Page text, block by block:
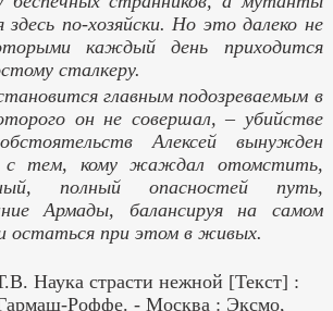
здесь по-хозяйски. Но это далеко не
каждый день приходится
сталкеру.
главным подозреваемым в
он не совершал, – убийстве
Алексей вынужден
с тем, кому жаждал отомстить,
полный опасностей путь,
Армады, балансируя на самом
остаться при этом в живых.
Наука страсти нежной [Текст] :
Роффе. - Москва : Эксмо,